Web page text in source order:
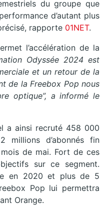
du groupe que
d’autant plus
rapporte 01NET.
l’accélération de la
Odyssée 2024 est
et un retour de la
de la Freebox Pop nous
optique”, a informé le
a ainsi recruté 458 000
d’abonnés fin
de mai. Fort de ces
sur ce segment.
en 2020 et plus de 5
Pop lui permettra
Orange.